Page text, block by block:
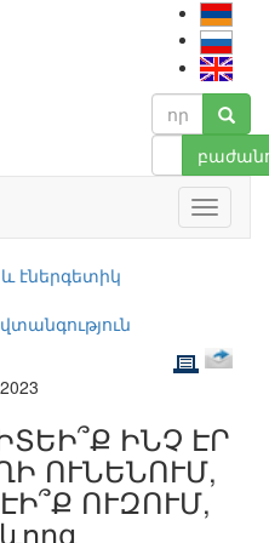
էներգետիկ
ԻՆՉ ԷՐ
ՈՒՆԵՆՈՒՄ,
ՈՒԶՈՒՄ,